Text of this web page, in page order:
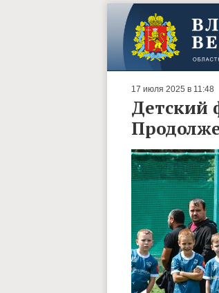
17 июля 2025 в 11:48
Детский